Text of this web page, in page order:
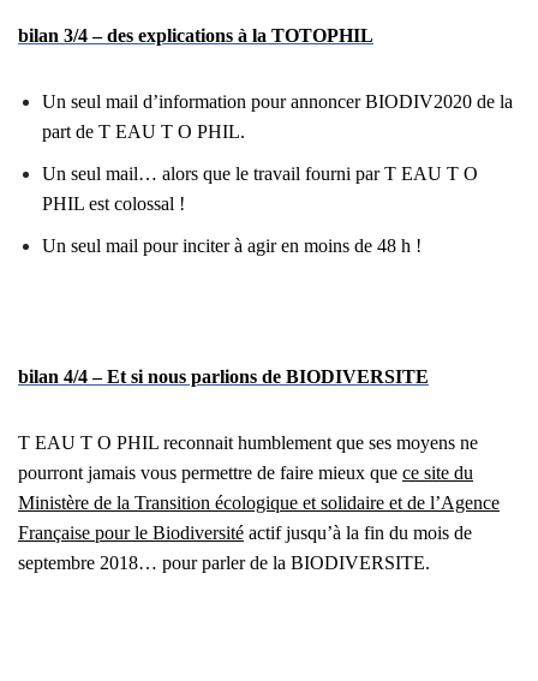
bilan 3/4 – des explications à la TOTOPHIL
Un seul mail d’information pour annoncer BIODIV2020 de la
part de T EAU T O PHIL.
Un seul mail… alors que le travail fourni par T EAU T O
PHIL est colossal !
Un seul mail pour inciter à agir en moins de 48 h !
bilan 4/4 – Et si nous parlions de BIODIVERSITE
T EAU T O PHIL reconnait humblement que ses moyens ne
pourront jamais vous permettre de faire mieux que ce site du
Ministère de la Transition écologique et solidaire et de l’Agence
Française pour le Biodiversité actif jusqu’à la fin du mois de
septembre 2018… pour parler de la BIODIVERSITE.